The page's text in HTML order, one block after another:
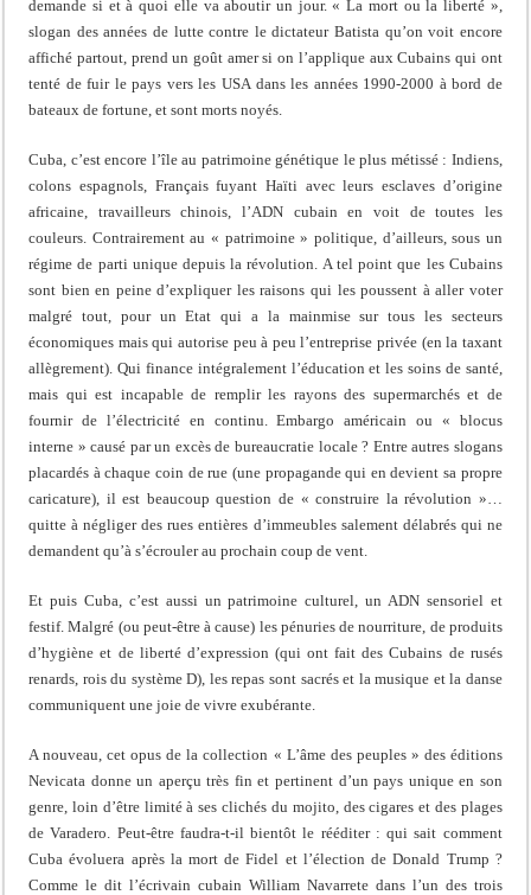
demande si et à quoi elle va aboutir un jour. « La mort ou la liberté »,
slogan des années de lutte contre le dictateur Batista qu’on voit encore
affiché partout, prend un goût amer si on l’applique aux Cubains qui ont
tenté de fuir le pays vers les USA dans les années 1990-2000 à bord de
bateaux de fortune, et sont morts noyés.
Cuba, c’est encore l’île au patrimoine génétique le plus métissé : Indiens,
colons espagnols, Français fuyant Haïti avec leurs esclaves d’origine
africaine, travailleurs chinois, l’ADN cubain en voit de toutes les
couleurs. Contrairement au « patrimoine » politique, d’ailleurs, sous un
régime de parti unique depuis la révolution. A tel point que les Cubains
sont bien en peine d’expliquer les raisons qui les poussent à aller voter
malgré tout, pour un Etat qui a la mainmise sur tous les secteurs
économiques mais qui autorise peu à peu l’entreprise privée (en la taxant
allègrement). Qui finance intégralement l’éducation et les soins de santé,
mais qui est incapable de remplir les rayons des supermarchés et de
fournir de l’électricité en continu. Embargo américain ou « blocus
interne » causé par un excès de bureaucratie locale ? Entre autres slogans
placardés à chaque coin de rue (une propagande qui en devient sa propre
caricature), il est beaucoup question de « construire la révolution »…
quitte à négliger des rues entières d’immeubles salement délabrés qui ne
demandent qu’à s’écrouler au prochain coup de vent.
Et puis Cuba, c’est aussi un patrimoine culturel, un ADN sensoriel et
festif. Malgré (ou peut-être à cause) les pénuries de nourriture, de produits
d’hygiène et de liberté d’expression (qui ont fait des Cubains de rusés
renards, rois du système D), les repas sont sacrés et la musique et la danse
communiquent une joie de vivre exubérante.
A nouveau, cet opus de la collection « L’âme des peuples » des éditions
Nevicata donne un aperçu très fin et pertinent d’un pays unique en son
genre, loin d’être limité à ses clichés du mojito, des cigares et des plages
de Varadero. Peut-être faudra-t-il bientôt le rééditer : qui sait comment
Cuba évoluera après la mort de Fidel et l’élection de Donald Trump ?
Comme le dit l’écrivain cubain William Navarrete dans l’un des trois